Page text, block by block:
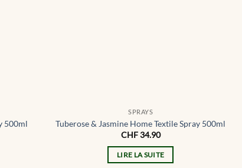
500ml
SPRAYS
Tuberose & Jasmine Home Textile Spray 500ml
CHF34.90
LIRE LA SUITE